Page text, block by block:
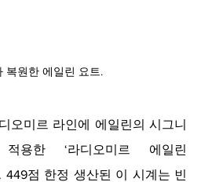
복원한 에일린 요트.
오미르 라인에 에일린의 시그니
용한 ‘라디오미르 에일린
449점 한정 생산된 이 시계는 빈